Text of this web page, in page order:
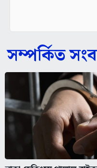
সম্পর্কিত